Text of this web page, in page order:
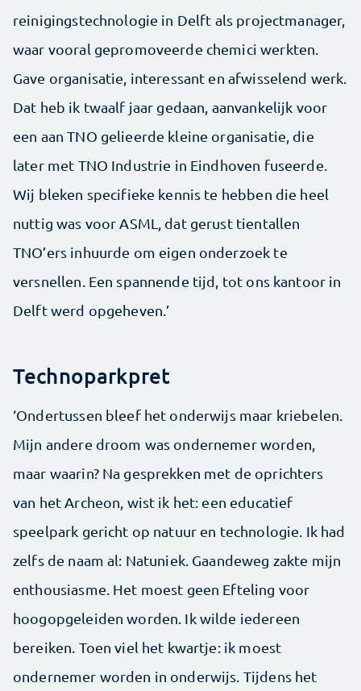
reinigingstechnologie in Delft als projectmanager,
waar vooral gepromoveerde chemici werkten.
Gave organisatie, interessant en afwisselend werk.
Dat heb ik twaalf jaar gedaan, aanvankelijk voor
een aan TNO gelieerde kleine organisatie, die
later met TNO Industrie in Eindhoven fuseerde.
Wij bleken specifieke kennis te hebben die heel
nuttig was voor ASML, dat gerust tientallen
TNO’ers inhuurde om eigen onderzoek te
versnellen. Een spannende tijd, tot ons kantoor in
Delft werd opgeheven.’
Technoparkpret
‘Ondertussen bleef het onderwijs maar kriebelen.
Mijn andere droom was ondernemer worden,
maar waarin? Na gesprekken met de oprichters
van het Archeon, wist ik het: een educatief
speelpark gericht op natuur en technologie. Ik had
zelfs de naam al: Natuniek. Gaandeweg zakte mijn
enthousiasme. Het moest geen Efteling voor
hoogopgeleiden worden. Ik wilde iedereen
bereiken. Toen viel het kwartje: ik moest
ondernemer worden in onderwijs. Tijdens het